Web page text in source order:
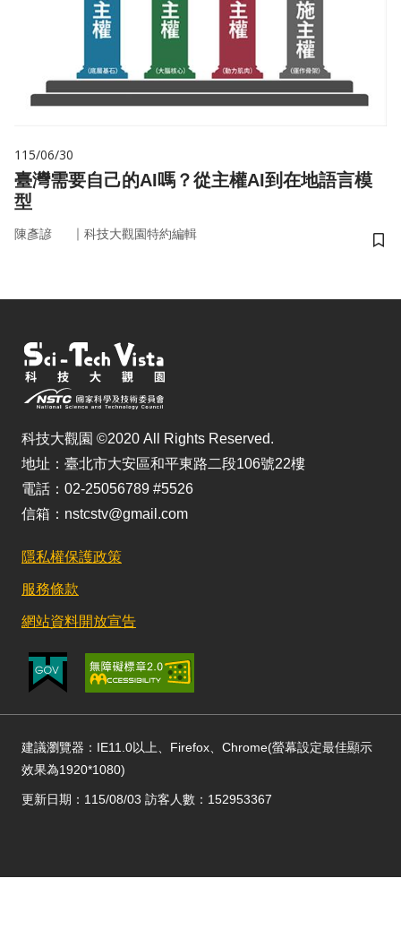
115/06/30
臺灣需要自己的AI嗎？從主權AI到在地語言模
型
陳彥諺 ｜ 科技大觀園特約編輯
儲
科技大觀園 ©2020 All Rights Reserved.
地址：臺北市大安區和平東路二段106號22樓
電話：02-25056789 #5526
信箱：nstcstv@gmail.com
隱私權保護政策
服務條款
網站資料開放宣告
建議瀏覽器：IE11.0以上、Firefox、Chrome(螢幕設定最佳顯示
效果為1920*1080)
更新日期：115/08/03 訪客人數：152953367